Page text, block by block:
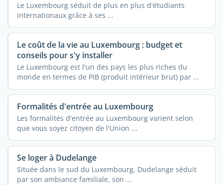
Le Luxembourg séduit de plus en plus d'étudiants
internationaux grâce à ses ...
Le coût de la vie au Luxembourg : budget et
conseils pour s'y installer
Le Luxembourg est l'un des pays les plus riches du
monde en termes de PIB (produit intérieur brut) par ...
Formalités d'entrée au Luxembourg
Les formalités d'entrée au Luxembourg varient selon
que vous soyez citoyen de l'Union ...
Se loger à Dudelange
Située dans le sud du Luxembourg, Dudelange séduit
par son ambiance familiale, son ...